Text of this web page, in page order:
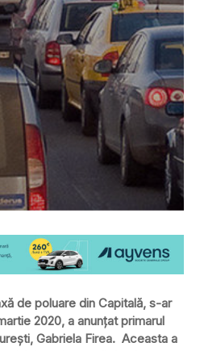
de poluare din Capitală, s-ar
2020, a anunţat primarul
Gabriela Firea. Aceasta a